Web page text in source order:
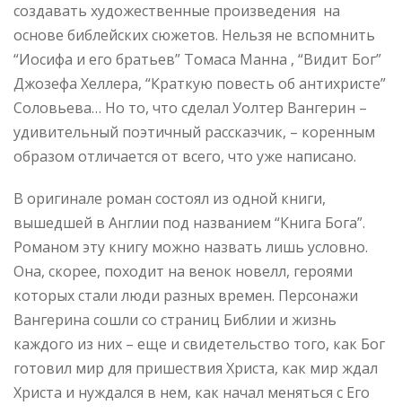
создавать художественные произведения на
основе библейских сюжетов. Нельзя не вспомнить
“Иосифа и его братьев” Томаса Манна , “Видит Бог”
Джозефа Хеллера, “Краткую повесть об антихристе”
Соловьева… Но то, что сделал Уолтер Вангерин –
удивительный поэтичный рассказчик, – коренным
образом отличается от всего, что уже написано.
В оригинале роман состоял из одной книги,
вышедшей в Англии под названием “Книга Бога”.
Романом эту книгу можно назвать лишь условно.
Она, скорее, походит на венок новелл, героями
которых стали люди разных времен. Персонажи
Вангерина сошли со страниц Библии и жизнь
каждого из них – еще и свидетельство того, как Бог
готовил мир для пришествия Христа, как мир ждал
Христа и нуждался в нем, как начал меняться с Его